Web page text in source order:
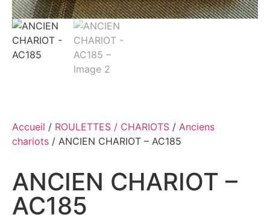
Accueil / ROULETTES / CHARIOTS / Anciens
chariots / ANCIEN CHARIOT – AC185
ANCIEN CHARIOT –
AC185